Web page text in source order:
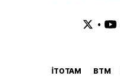
•
İTOTAM BTM